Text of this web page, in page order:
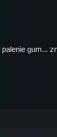
gum...